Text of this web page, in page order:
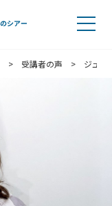
> 受講者の声 > ジュニ